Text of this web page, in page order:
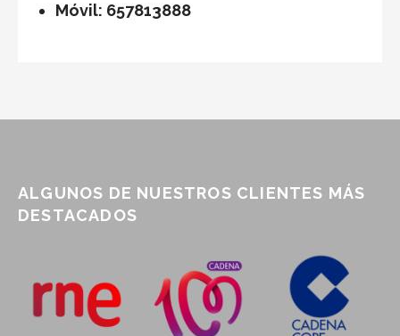
Móvil: 657813888
ALGUNOS DE NUESTROS CLIENTES MÁS
DESTACADOS